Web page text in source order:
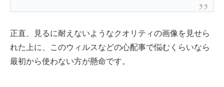
正直、見るに耐えないようなクオリティの画像を見せら
れた上に、このウィルスなどの心配事で悩むくらいなら
最初から使わない方が懸命です。